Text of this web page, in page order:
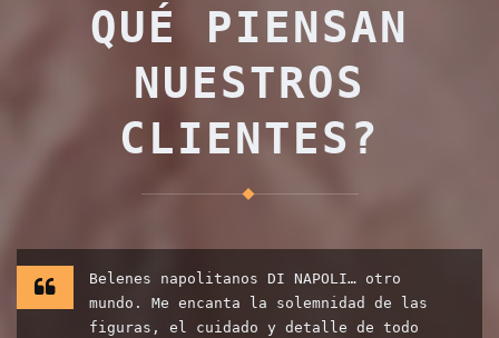
QUÉ PIENSAN
NUESTROS
CLIENTES?
Belenes napolitanos DI NAPOLI… otro
mundo. Me encanta la solemnidad de las
figuras, el cuidado y detalle de todo